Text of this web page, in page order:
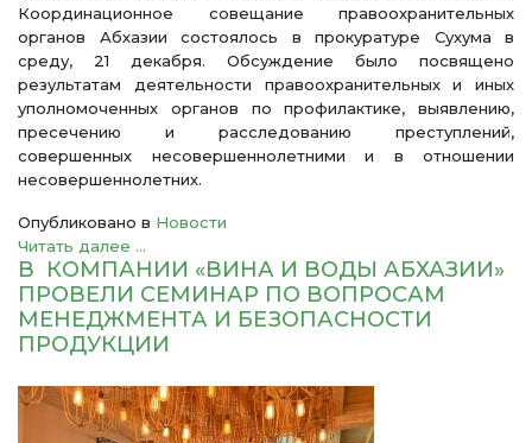
Координационное совещание правоохранительных
органов Абхазии состоялось в прокуратуре Сухума в
среду, 21 декабря. Обсуждение было посвящено
результатам деятельности правоохранительных и иных
уполномоченных органов по профилактике, выявлению,
пресечению и расследованию преступлений,
совершенных несовершеннолетними и в отношении
несовершеннолетних.
Опубликовано в Новости
Читать далее ...
В КОМПАНИИ «ВИНА И ВОДЫ АБХАЗИИ»
ПРОВЕЛИ СЕМИНАР ПО ВОПРОСАМ
МЕНЕДЖМЕНТА И БЕЗОПАСНОСТИ
ПРОДУКЦИИ